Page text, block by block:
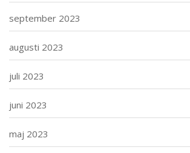
september 2023
augusti 2023
juli 2023
juni 2023
maj 2023